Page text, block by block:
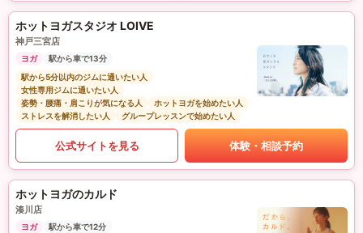
ホットヨガスタジオ LOIVE
神戸三宮店
ヨガ
駅から車で13分
駅から5分以内のジムに通いたい人
女性専用ジムに通いたい人
姿勢・腰痛・肩こりが気になる人
ホットヨガを始めたい人
ストレスを解消したい人
グループレッスンで始めたい人
公式サイトを見る 体験・相談予約
ホットヨガのカルド
湊川店
ヨガ
駅から車で12分